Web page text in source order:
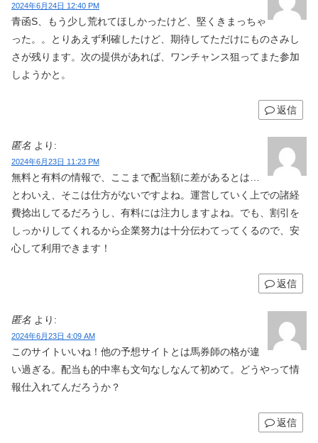
2024年6月24日 12:40 PM
青函S、もう少し荒れてほしかったけど、堅くきまっちゃ
った。。とりあえず利確したけど、期待してただけにものさみし
さが残ります。次の提供があれば、ワンチャンス狙ってまた参加
しようかと。
返信
匿名 より:
2024年6月23日 11:23 PM
無料と有料の情報で、ここまで配当額に差があるとは…
とわいえ、そこは仕方がないですよね。運営していく上での諸経
費捻出してるだろうし、有料には注力しますよね。でも、割引を
しっかりしてくれるから企業努力は十分伝わてってくるので、安
心して利用できます！
返信
匿名 より:
2024年6月23日 4:09 AM
このサイトいいね！他の予想サイトとは馬券師の格が違
い過ぎる。配当も的中率も文句なしなんて初めて。どうやって情
報仕入れてんだろうか？
返信